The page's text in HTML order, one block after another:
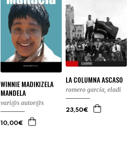
WINNIE MADIKIZELA
MANDELA
vari@s autor@s
10,00€
LA COLUMNA ASCASO
romero garcía, eladi
23,50€